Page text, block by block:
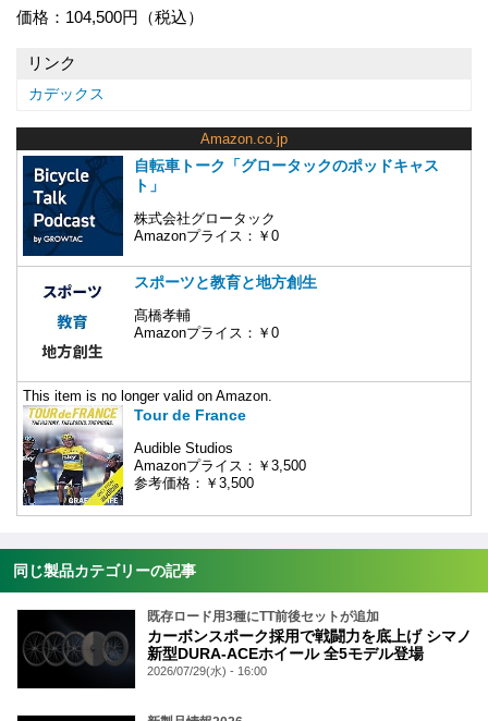
価格：104,500円（税込）
リンク
カデックス
Amazon.co.jp
自転車トーク「グロータックのポッドキャス
ト」
株式会社グロータック
Amazonプライス：￥0
スポーツと教育と地方創生
髙橋孝輔
Amazonプライス：￥0
This item is no longer valid on Amazon.
Tour de France
Audible Studios
Amazonプライス：￥3,500
参考価格：￥3,500
同じ製品カテゴリーの記事
既存ロード用3種にTT前後セットが追加
カーボンスポーク採用で戦闘力を底上げ シマノ
新型DURA-ACEホイール 全5モデル登場
2026/07/29(水) - 16:00